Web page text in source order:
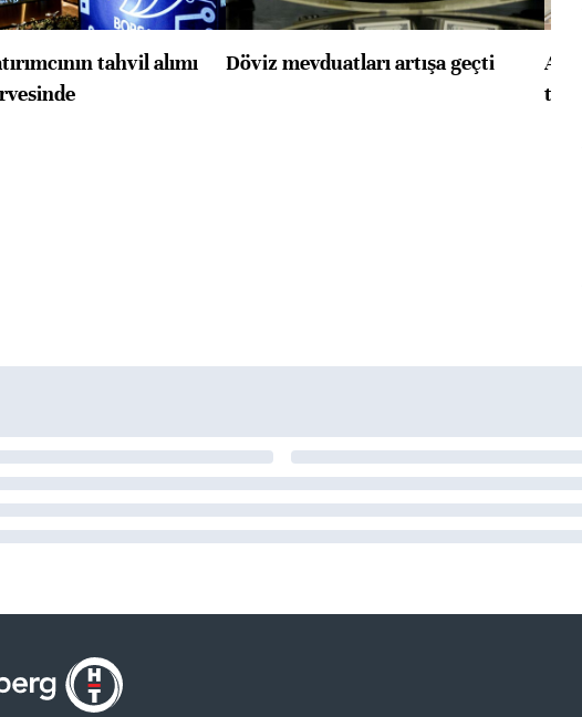
tahvil alımı
Döviz mevduatları artışa geçti